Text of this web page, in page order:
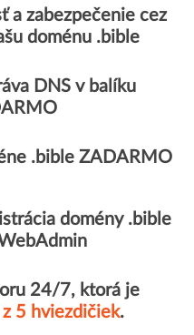
a zabezpečenie cez
doménu .bible
DNS v balíku
.bible ZADARMO
domény .bible
24/7, ktorá je
z 5 hviezdičiek.